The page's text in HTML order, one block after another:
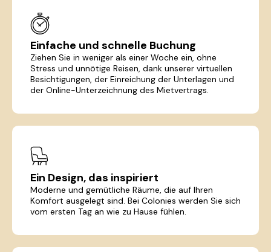
Einfache und schnelle Buchung
Ziehen Sie in weniger als einer Woche ein, ohne
Stress und unnötige Reisen, dank unserer virtuellen
Besichtigungen, der Einreichung der Unterlagen und
der Online-Unterzeichnung des Mietvertrags.
Ein Design, das inspiriert
Moderne und gemütliche Räume, die auf Ihren
Komfort ausgelegt sind. Bei Colonies werden Sie sich
vom ersten Tag an wie zu Hause fühlen.